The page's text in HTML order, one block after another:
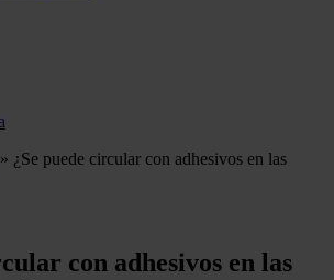
» ¿Se puede circular con adhesivos en las
con adhesivos en las